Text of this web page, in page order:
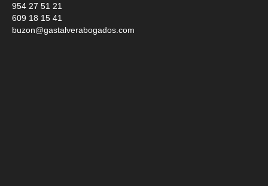
954 27 51 21
609 18 15 41
buzon@gastalverabogados.com